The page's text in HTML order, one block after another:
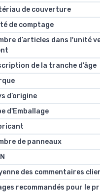
de couverture
de comptage
d’articles dans l'unité
de la tranche d’âge
d’origine
d'Emballage
de panneaux
des commentaires
recommandés pour le